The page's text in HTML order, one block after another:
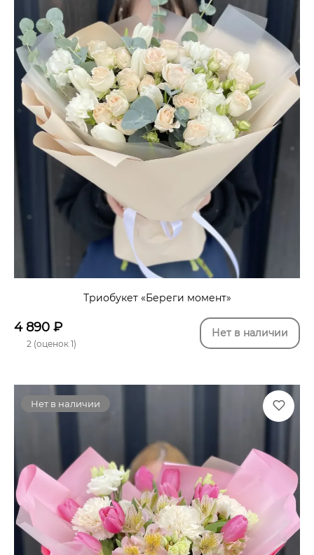
Триобукет «Береги момент»
4 890 ₽
2 (оценок 1)
Нет в наличии
Нет в наличии